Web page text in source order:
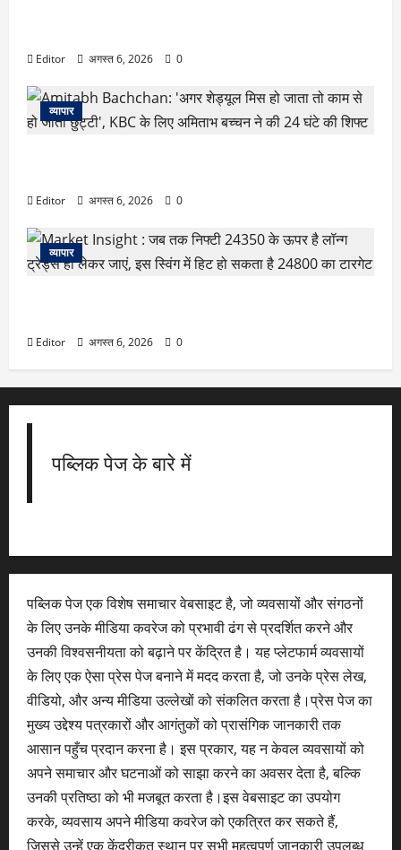
Editor अगस्त 6, 2026 0
व्यापार
Editor अगस्त 6, 2026 0
व्यापार
Editor अगस्त 6, 2026 0
पब्लिक पेज के बारे में
पब्लिक पेज एक विशेष समाचार वेबसाइट है, जो व्यवसायों और संगठनों
के लिए उनके मीडिया कवरेज को प्रभावी ढंग से प्रदर्शित करने और
उनकी विश्वसनीयता को बढ़ाने पर केंद्रित है। यह प्लेटफार्म व्यवसायों
के लिए एक ऐसा प्रेस पेज बनाने में मदद करता है, जो उनके प्रेस लेख,
वीडियो, और अन्य मीडिया उल्लेखों को संकलित करता है।प्रेस पेज का
मुख्य उद्देश्य पत्रकारों और आगंतुकों को प्रासंगिक जानकारी तक
आसान पहुँच प्रदान करना है। इस प्रकार, यह न केवल व्यवसायों को
अपने समाचार और घटनाओं को साझा करने का अवसर देता है, बल्कि
उनकी प्रतिष्ठा को भी मजबूत करता है।इस वेबसाइट का उपयोग
करके, व्यवसाय अपने मीडिया कवरेज को एकत्रित कर सकते हैं,
जिससे उन्हें एक केंद्रीकृत स्थान पर सभी महत्वपूर्ण जानकारी उपलब्ध